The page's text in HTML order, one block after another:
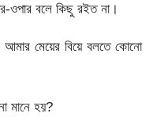
ওপার বলে কিছু রইত না।
মেয়ের বিয়ে বলতে কোনো
মানে হয়?